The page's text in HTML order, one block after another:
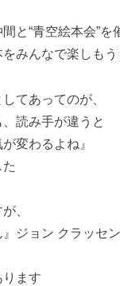
と“青空絵本会”を
みんなで楽しも
てあってのが、
、読み手が違うと
変わるよね』
、
』ジョン クラッセ
ります